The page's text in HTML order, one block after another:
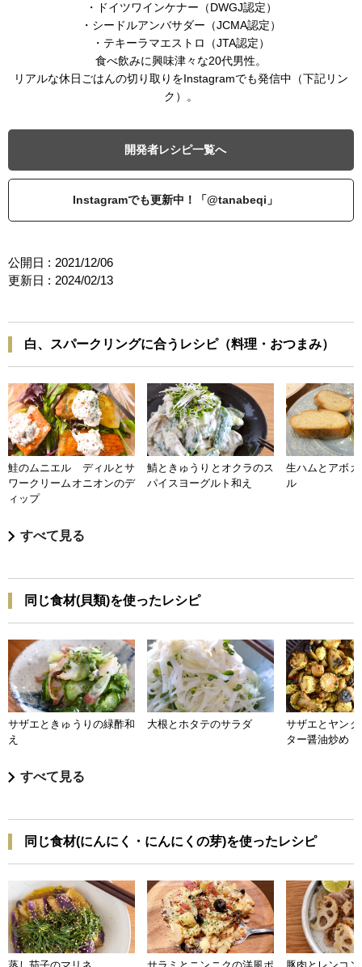
・ドイツワインケナー（DWGJ認定）
・シードルアンバサダー（JCMA認定）
・テキーラマエストロ（JTA認定）
食べ飲みに興味津々な20代男性。
リアルな休日ごはんの切り取りをInstagramでも発信中（下記リン
ク）。
開発者レシピ一覧へ
Instagramでも更新中！「@tanabeqi」
公開日 : 2021/12/06
更新日 : 2024/02/13
白、スパークリングに合うレシピ（料理・おつまみ）
鮭のムニエル ディルとサ
ワークリームオニオンのデ
ィップ
鯖ときゅうりとオクラのス
パイスヨーグルト和え
生ハムとアボ
ル
すべて見る
同じ食材(貝類)を使ったレシピ
サザエときゅうりの緑酢和
え
大根とホタテのサラダ
サザエとヤン
ター醤油炒め
すべて見る
同じ食材(にんにく・にんにくの芽)を使ったレシピ